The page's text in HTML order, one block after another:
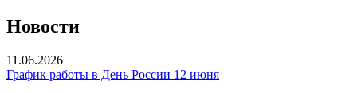
Новости
11.06.2026
График работы в День России 12 июня